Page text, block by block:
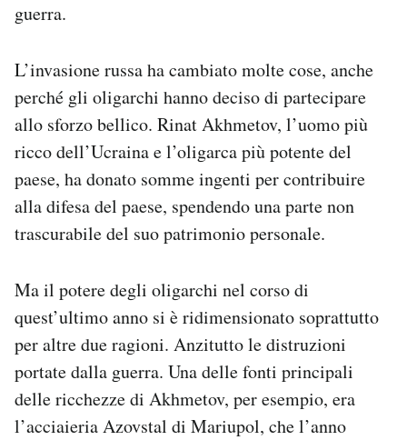
guerra.
L’invasione russa ha cambiato molte cose, anche
perché gli oligarchi hanno deciso di partecipare
allo sforzo bellico. Rinat Akhmetov, l’uomo più
ricco dell’Ucraina e l’oligarca più potente del
paese, ha donato somme ingenti per contribuire
alla difesa del paese, spendendo una parte non
trascurabile del suo patrimonio personale.
Ma il potere degli oligarchi nel corso di
quest’ultimo anno si è ridimensionato soprattutto
per altre due ragioni. Anzitutto le distruzioni
portate dalla guerra. Una delle fonti principali
delle ricchezze di Akhmetov, per esempio, era
l’acciaieria Azovstal di Mariupol, che l’anno